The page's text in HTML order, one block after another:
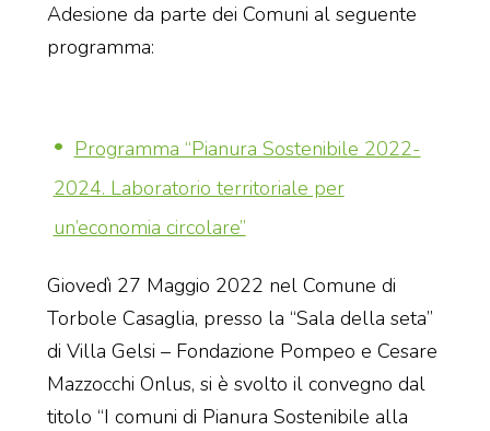
Adesione da parte dei Comuni al seguente
programma:
Programma “Pianura Sostenibile 2022-
2024. Laboratorio territoriale per
un’economia circolare”
Giovedì 27 Maggio 2022 nel Comune di
Torbole Casaglia, presso la “Sala della seta”
di Villa Gelsi – Fondazione Pompeo e Cesare
Mazzocchi Onlus, si è svolto il convegno dal
titolo “I comuni di Pianura Sostenibile alla